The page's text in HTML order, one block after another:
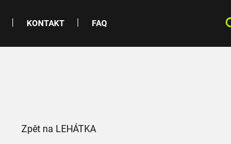
KONTAKT FAQ
Zpět na LEHÁTKA